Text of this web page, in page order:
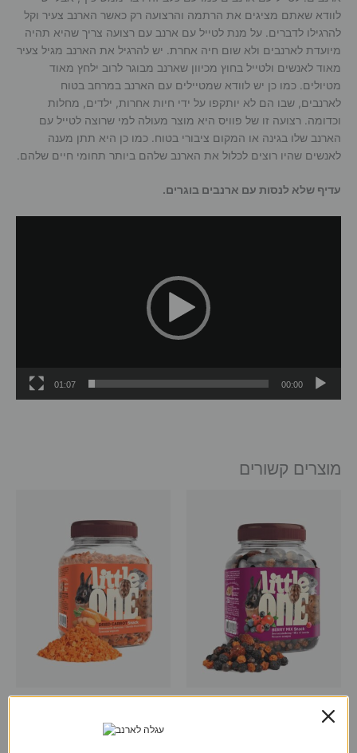
לוודא שאתם מציגים את הרתמה והרצועה רק כאשר הארנב צעיר וקל
להרגילו לדברים. על מנת לטייל עם ארנב עם רצועה צריך שהיא תהיה
מיועדת לארנבים ולא שום חיה אחרת. יש להרגיל את הארנב מגיל צעיר
מאוד לאנשים ולטייל בחוץ מכיוון שארנב מבוגר לרוב ילחץ מאוד
מטיולים. כמו כן יש לוודא שמטיילים עם הארנב במרחב בטוח
לארנבים, שבו הם לא יותקפו על ידי חיות אחרות, ילדים, מחלות
וכדומה. רצועה זו של פוויס היא מוצר מעולה למי שרוצה לטייל עם
הארנב שלו בגינה או המקום ציבורי בטוח. כמו כן היא תתן מענה
לאנשים שהיו רוצים לכלול את הארנב שלהם ביותר תחומי חיים שלהם.
עדיף שלא לנסות עם ארנבים בוגרים.
00:00
01:07
מוצרים קשורים
חטיף לארנבים ומכרסמים
חטיף לארנב מגזר מיובש ליטל
וואן – 200 גרם